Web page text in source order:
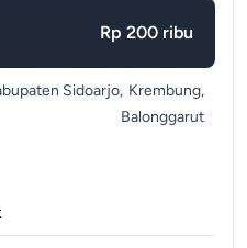
Rp 200 ribu
Sidoarjo, Krembung,
Balonggarut